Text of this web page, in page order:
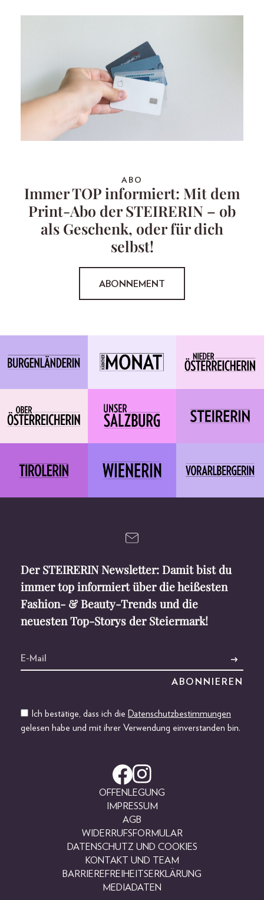
ABO
Immer TOP informiert: Mit dem
Print-Abo der STEIRERIN – ob
als Geschenk, oder für dich
selbst!
ABONNEMENT
Der STEIRERIN Newsletter: Damit bist du
immer top informiert über die heißesten
Fashion- & Beauty-Trends und die
neuesten Top-Storys der Steiermark!
Ich bestätige, dass ich die Datenschutzbestimmungen
gelesen habe und mit ihrer Verwendung einverstanden bin.
OFFENLEGUNG
IMPRESSUM
AGB
WIDERRUFSFORMULAR
DATENSCHUTZ UND COOKIES
KONTAKT UND TEAM
BARRIEREFREIHEITSERKLÄRUNG
MEDIADATEN